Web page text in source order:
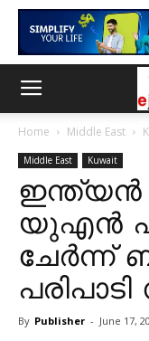
Home Middle East
Middle East Kuwait
യുഎൻ
ചേർന്ന്
By Publisher - June 17,